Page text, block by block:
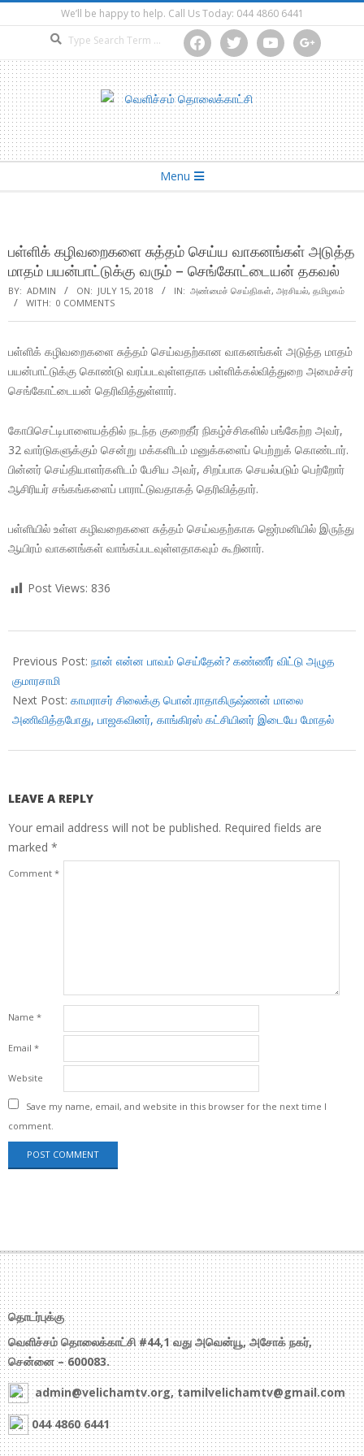
to
We’ll be happy to help. Call Us Today: 044 4860 6441
facebooktwitter youtube google
Menu
பள்ளிக் கழிவறைகளை சுத்தம் செய்ய வாகனங்கள் அடுத்த
மாதம் பயன்பாட்டுக்கு வரும் – செங்கோட்டையன் தகவல்
BY: ADMIN ON: JULY 15, 2018 IN: அண்மைச் செய்திகள், அரசியல், தமிழகம்
WITH: 0 COMMENTS
பள்ளிக் கழிவறைகளை சுத்தம் செய்வதற்கான வாகனங்கள் அடுத்த மாதம்
பயன்பாட்டுக்கு கொண்டு வரப்படவுள்ளதாக பள்ளிக்கல்வித்துறை அமைச்சர்
செங்கோட்டையன் தெரிவித்துள்ளார்.
கோபிசெட்டிபாளையத்தில் நடந்த குறைதீர் நிகழ்ச்சிகளில் பங்கேற்ற அவர்,
32 வார்டுகளுக்கும் சென்று மக்களிடம் மனுக்களைப் பெற்றுக் கொண்டார்.
பின்னர் செய்தியாளர்களிடம் பேசிய அவர், சிறப்பாக செயல்படும் பெற்றோர்
ஆசிரியர் சங்கங்களைப் பாராட்டுவதாகத் தெரிவித்தார்.
பள்ளியில் உள்ள கழிவறைகளை சுத்தம் செய்வதற்காக ஜெர்மனியில் இருந்து
ஆயிரம் வாகனங்கள் வாங்கப்படவுள்ளதாகவும் கூறினார்.
Post Views: 836
07-
15
Previous Post: நான் என்ன பாவம் செய்தேன்? கண்ணீர் விட்டு அழுத
குமாரசாமி
Next Post: காமராசர் சிலைக்கு பொன்.ராதாகிருஷ்ணன் மாலை
அணிவித்தபோது, பாஜகவினர், காங்கிரஸ் கட்சியினர் இடையே மோதல்
LEAVE A REPLY
Your email address will not be published. Required fields are
marked *
Comment *
Name *
Email *
Website
Save my name, email, and website in this browser for the next time I
comment.
தொடர்புக்கு
வெளிச்சம் தொலைக்காட்சி #44,1 வது அவென்யூ, அசோக் நகர்,
சென்னை – 600083.
admin@velichamtv.org, tamilvelichamtv@gmail.com
044 4860 6441